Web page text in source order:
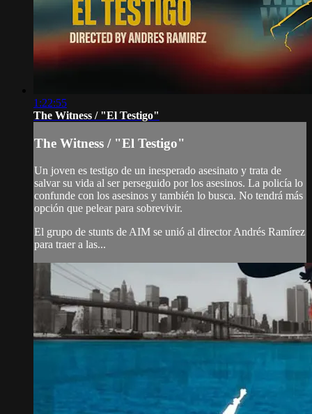
1:22:55
The Witness / "El Testigo"
The Witness / "El Testigo"
Un joven es testigo de un inesperado asesinato y trata de
salvar su vida al ser perseguido por los asesinos. La policía lo
confunde con los asesinos y también lo busca. No tendrá más
opción que pelear para sobrevivir.
El grupo de stunts de AIM se unió al director Andrés Ramírez
para traer a las...